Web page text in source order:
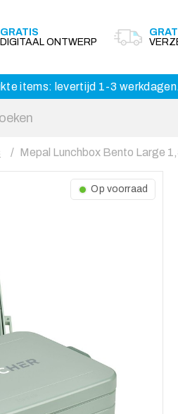
GRATIS
DIGITAAL ONTWERP
items: levertijd 1-3
Mepal Lunchbox Bento Large
Op voorraad